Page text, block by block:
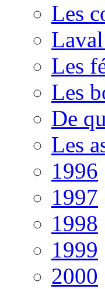
Les
Les
Les
De
Les
1996
1997
1998
1999
2000